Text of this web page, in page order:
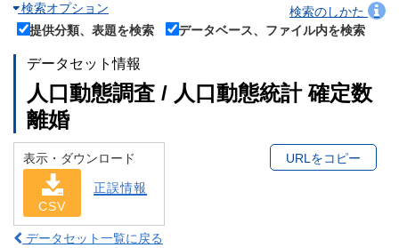
検索オプション
検索のしかた
提供分類、表題を検索
データベース、ファイル内を検索
データセット情報
人口動態調査 / 人口動態統計 確定数
離婚
表示・ダウンロード
CSV
正誤情報
URLをコピー
データセット一覧に戻る